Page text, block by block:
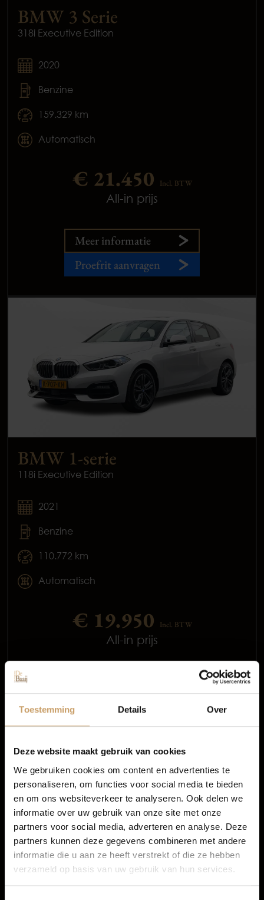
Toestemming Details Over
Deze website maakt gebruik van cookies
We gebruiken cookies om content en advertenties te
personaliseren, om functies voor social media te bieden
en om ons websiteverkeer te analyseren. Ook delen we
informatie over uw gebruik van onze site met onze
partners voor social media, adverteren en analyse. Deze
partners kunnen deze gegevens combineren met andere
informatie die u aan ze heeft verstrekt of die ze hebben
verzameld op basis van uw gebruik van hun services.
BMW 3 Serie
318i Executive Edition
2020
Benzine
159.329 km
Automatisch
€ 21.450 Incl. BTW
All-in prijs
Meer informatie
Proefrit aanvragen
BMW 1-serie
118i Executive Edition
2021
Benzine
110.772 km
Automatisch
€ 19.950 Incl. BTW
All-in prijs
Proefrit aanvragen
3 van 3 voertuigen
1
BMW occasion Nijmegen
Occasions
Autolease
Financiering
Autoverzekeringen
Verkoop
Auto onderhoud